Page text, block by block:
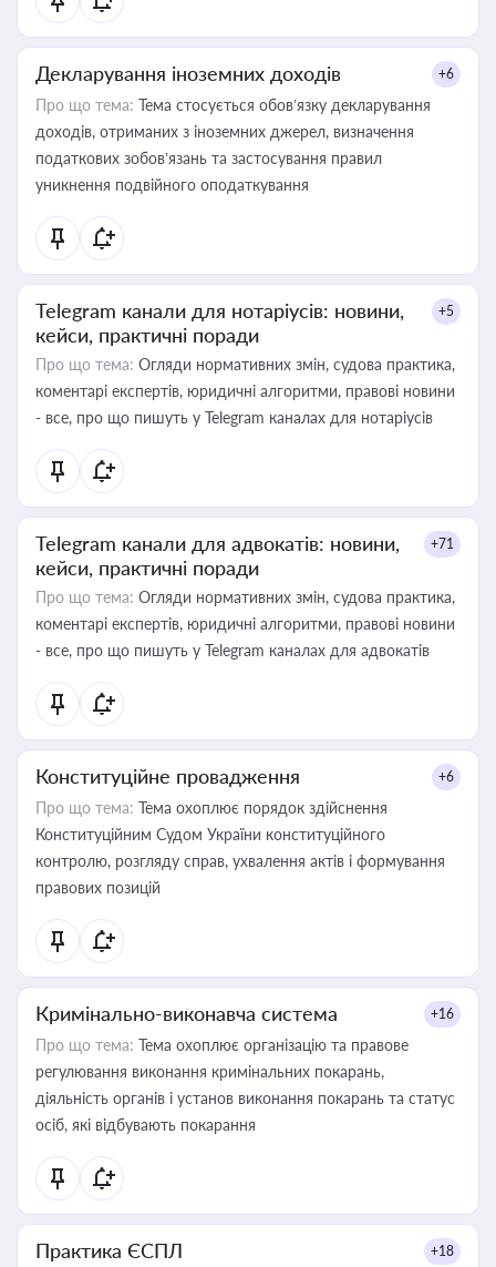
Декларування іноземних доходів +6
Про що тема: Тема стосується обов’язку декларування
доходів, отриманих з іноземних джерел, визначення
податкових зобов’язань та застосування правил
уникнення подвійного оподаткування
Telegram канали для нотаріусів: новини,
кейси, практичні поради
+5
Про що тема: Огляди нормативних змін, судова практика,
коментарі експертів, юридичні алгоритми, правові новини
- все, про що пишуть у Telegram каналах для нотаріусів
Telegram канали для адвокатів: новини,
кейси, практичні поради
+71
Про що тема: Огляди нормативних змін, судова практика,
коментарі експертів, юридичні алгоритми, правові новини
- все, про що пишуть у Telegram каналах для адвокатів
Конституційне провадження +6
Про що тема: Тема охоплює порядок здійснення
Конституційним Судом України конституційного
контролю, розгляду справ, ухвалення актів і формування
правових позицій
Кримінально-виконавча система +16
Про що тема: Тема охоплює організацію та правове
регулювання виконання кримінальних покарань,
діяльність органів і установ виконання покарань та статус
осіб, які відбувають покарання
Практика ЄСПЛ +18